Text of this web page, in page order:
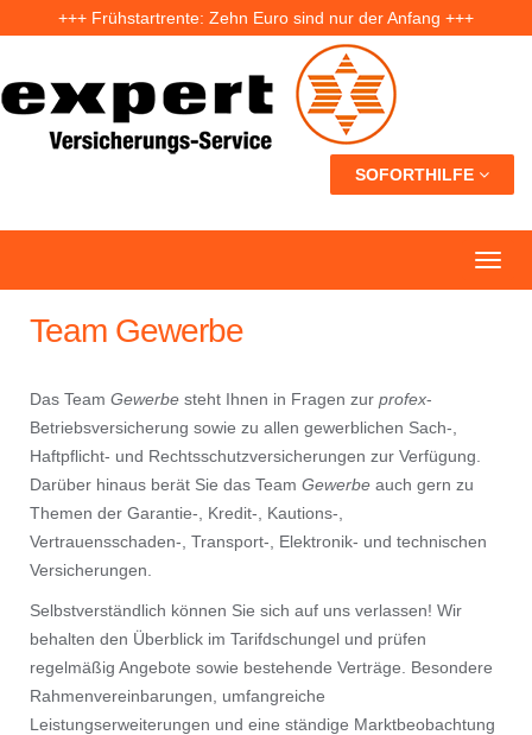
+++ Frühstartrente: Zehn Euro sind nur der Anfang +++
SOFORTHILFE
Team Gewerbe
Das Team Gewerbe steht Ihnen in Fragen zur profex-
Betriebsversicherung sowie zu allen gewerblichen Sach-,
Haftpflicht- und Rechtsschutzversicherungen zur Verfügung.
Darüber hinaus berät Sie das Team Gewerbe auch gern zu
Themen der Garantie-, Kredit-, Kautions-,
Vertrauensschaden-, Transport-, Elektronik- und technischen
Versicherungen.
Selbstverständlich können Sie sich auf uns verlassen! Wir
behalten den Überblick im Tarifdschungel und prüfen
regelmäßig Angebote sowie bestehende Verträge. Besondere
Rahmenvereinbarungen, umfangreiche
Leistungserweiterungen und eine ständige Marktbeobachtung